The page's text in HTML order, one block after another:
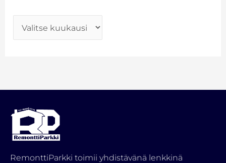
RemonttiParkki toimii yhdistävänä lenkkinä